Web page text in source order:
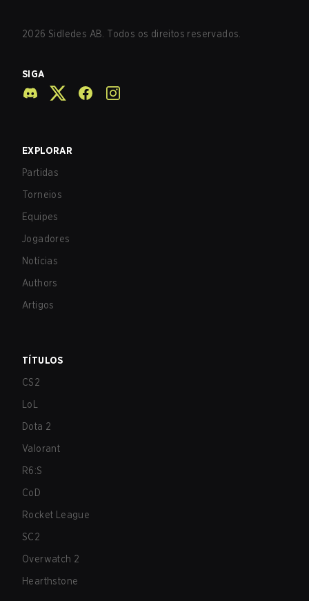
2026 Sidledes AB. Todos os direitos reservados.
SIGA
EXPLORAR
Partidas
Torneios
Equipes
Jogadores
Notícias
Authors
Artigos
TÍTULOS
CS2
LoL
Dota 2
Valorant
R6:S
CoD
Rocket League
SC2
Overwatch 2
Hearthstone